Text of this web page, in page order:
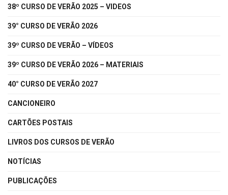
38º CURSO DE VERÃO 2025 – VIDEOS
39° CURSO DE VERÃO 2026
39º CURSO DE VERÃO – VÍDEOS
39º CURSO DE VERÃO 2026 – MATERIAIS
40° CURSO DE VERÃO 2027
CANCIONEIRO
CARTÕES POSTAIS
LIVROS DOS CURSOS DE VERÃO
NOTÍCIAS
PUBLICAÇÕES